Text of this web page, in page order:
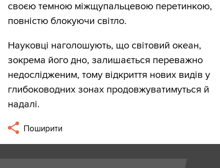
своєю темною міжщупальцевою перетинкою,
повністю блокуючи світло.
Науковці наголошують, що світовий океан,
зокрема його дно, залишається переважно
недослідженим, тому відкриття нових видів у
глибоководних зонах продовжуватимуться й
надалі.
Поширити